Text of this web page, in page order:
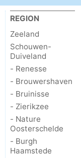
REGION
Zeeland
Schouwen-
Duiveland
- Renesse
- Brouwershaven
- Bruinisse
- Zierikzee
- Nature
Oosterschelde
- Burgh
Haamstede